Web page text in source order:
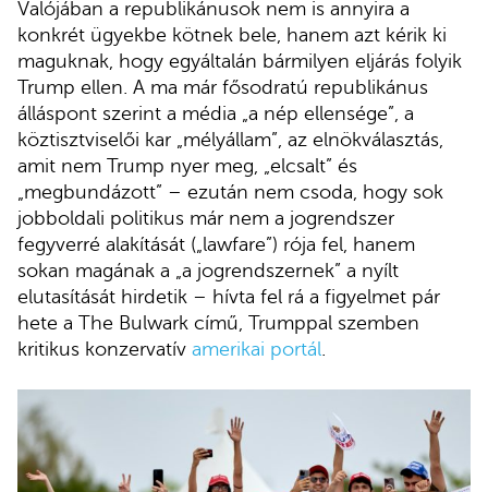
Valójában a republikánusok nem is annyira a
konkrét ügyekbe kötnek bele, hanem azt kérik ki
maguknak, hogy egyáltalán bármilyen eljárás folyik
Trump ellen. A ma már fősodratú republikánus
álláspont szerint a média „a nép ellensége”, a
köztisztviselői kar „mélyállam”, az elnökválasztás,
amit nem Trump nyer meg, „elcsalt” és
„megbundázott” – ezután nem csoda, hogy sok
jobboldali politikus már nem a jogrendszer
fegyverré alakítását („lawfare”) rója fel, hanem
sokan magának a „a jogrendszernek” a nyílt
elutasítását hirdetik – hívta fel rá a figyelmet pár
hete a The Bulwark című, Trumppal szemben
kritikus konzervatív amerikai portál